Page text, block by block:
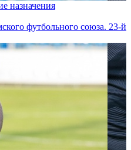
назначения
футбольного союза. 23-й